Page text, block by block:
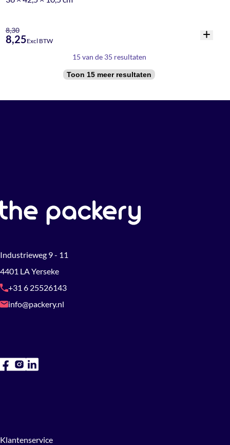
8,30
8,25Excl BTW
15 van de 35 resultaten
Toon 15 meer resultaten
Industrieweg 9 - 11
4401 LA Yerseke
+31 6 25526143
info@packery.nl
Klantenservice